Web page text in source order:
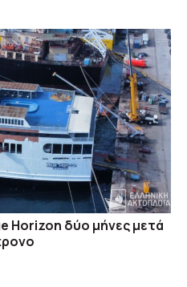
Horizon δύο μήνες μετά